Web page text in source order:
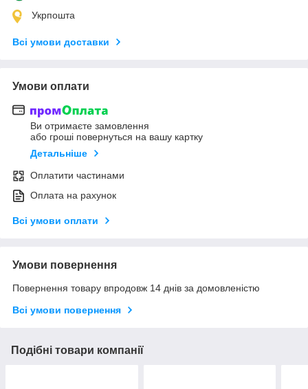
Укрпошта
Всі умови доставки
Умови оплати
Ви отримаєте замовлення
або гроші повернуться на вашу картку
Детальніше
Оплатити частинами
Оплата на рахунок
Всі умови оплати
Умови повернення
Повернення товару впродовж 14 днів за домовленістю
Всі умови повернення
Подібні товари компанії